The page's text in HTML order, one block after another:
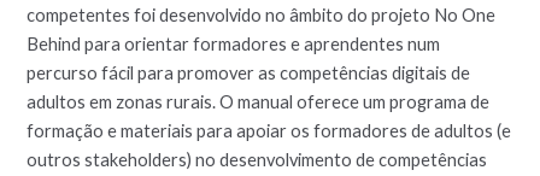
competentes foi desenvolvido no âmbito do projeto No One
Behind para orientar formadores e aprendentes num
percurso fácil para promover as competências digitais de
adultos em zonas rurais. O manual oferece um programa de
formação e materiais para apoiar os formadores de adultos (e
outros stakeholders) no desenvolvimento de competências